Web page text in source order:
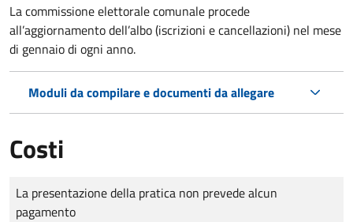
La commissione elettorale comunale procede
all’aggiornamento dell’albo (iscrizioni e cancellazioni) nel mese
di gennaio di ogni anno.
Moduli da compilare e documenti da allegare
Costi
Tipo di pagamento
Importo
La presentazione della pratica non prevede alcun
pagamento